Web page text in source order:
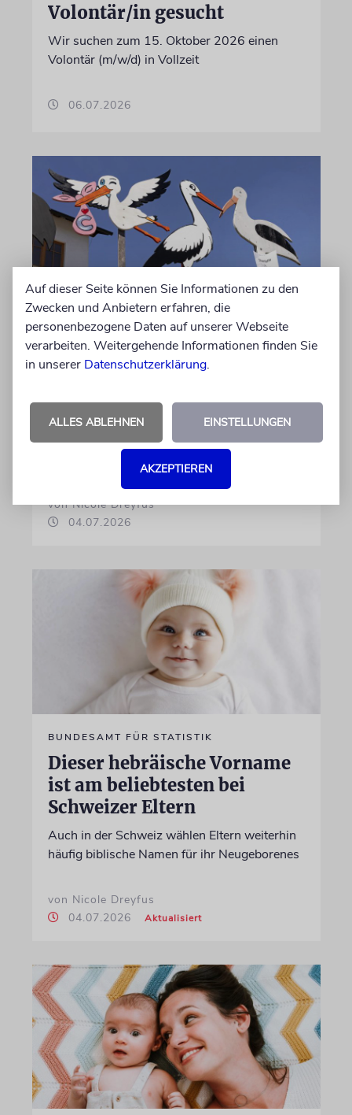
Volontär/in gesucht
Wir suchen zum 15. Oktober 2026 einen
Volontär (m/w/d) in Vollzeit
06.07.2026
STATISTIK
Diese hebräischen
Vornamen in Österreich sind
Österreichische Eltern wählen gern Klassiker.
Unter den Top Ten sind auch viele Namen
von Nicole Dreyfus
04.07.2026
BUNDESAMT FÜR STATISTIK
Dieser hebräische Vorname
ist am beliebtesten bei
Schweizer Eltern
Auch in der Schweiz wählen Eltern weiterhin
häufig biblische Namen für ihr Neugeborenes
von Nicole Dreyfus
04.07.2026
Aktualisiert
Auf dieser Seite können Sie Informationen zu den
Zwecken und Anbietern erfahren, die
personenbezogene Daten auf unserer Webseite
verarbeiten. Weitergehende Informationen finden Sie
in unserer Datenschutzerklärung.
ALLES ABLEHNEN EINSTELLUNGEN
AKZEPTIEREN